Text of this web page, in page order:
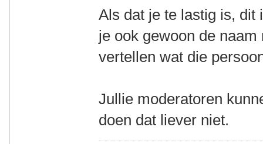
Als dat je te lastig is, dit
je ook gewoon de
vertellen wat die
Jullie moderatoren
doen dat liever niet.